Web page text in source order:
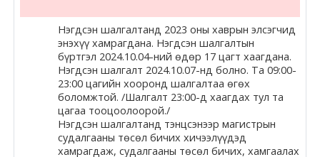
Docs
Moodle.com
Нэгдсэн шалгалтанд 2023 оны хаврын элсэгчид
энэхүү хамрагдана. Нэгдсэн шалгалтын
бүртгэл 2024.10.04-ний өдөр 17 цагт хаагдана.
Нэгдсэн шалгалт 2024.10.07-нд болно. Та 09:00-
23:00цагийн хооронд шалгалтаа өгөх
боломжтой. /Шалгалт 23:00-д хаагдах тул та
цагаа тооцоолоорой./
Нэгдсэн шалгалтанд тэнцсэнээр магистрын
судалгааны төсөл бичих хичээлүүдэд
хамрагдаж, судалгааны төсөл бичих, хамгаалах